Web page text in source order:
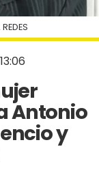
Antonio
y